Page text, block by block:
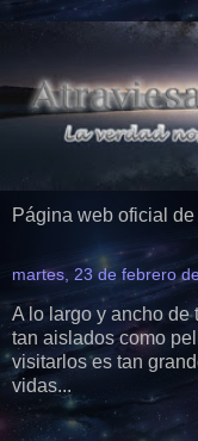
Página web oficial
martes, 23 de febrero
A lo largo y ancho de
tan aislados como
visitarlos es tan
vidas...